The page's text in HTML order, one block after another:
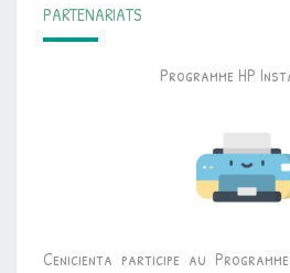
PARTENARIATS
Programme HP
Cenicienta participe au